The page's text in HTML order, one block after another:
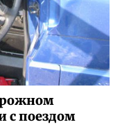
с поездом